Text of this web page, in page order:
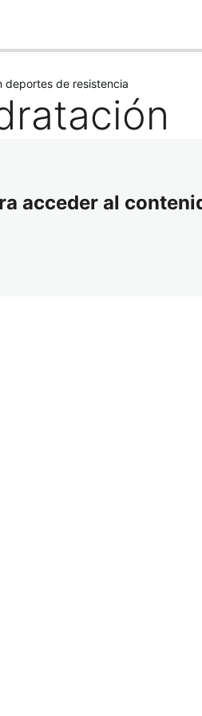
deportes de resistencia
acceder al